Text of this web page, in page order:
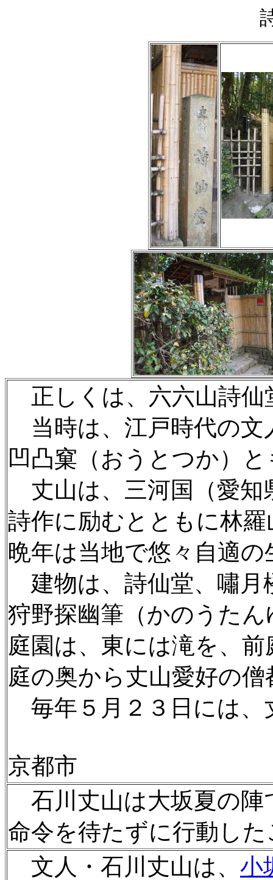
正しくは、六六山詩仙
当時は、江戸時代の文
凹凸窠（おうとつか）
丈山は、三河国（愛知
詩作に励むとともに林
晩年は当地で悠々自適
建物は、詩仙堂、嘯月
狩野探幽筆（かのうた
庭園は、東には滝を、
庭の奥から丈山愛好の
毎年５月２３日には、
京都市
石川丈山は大坂夏の陣
命令を待たずに行動し
文人・石川丈山は、 小